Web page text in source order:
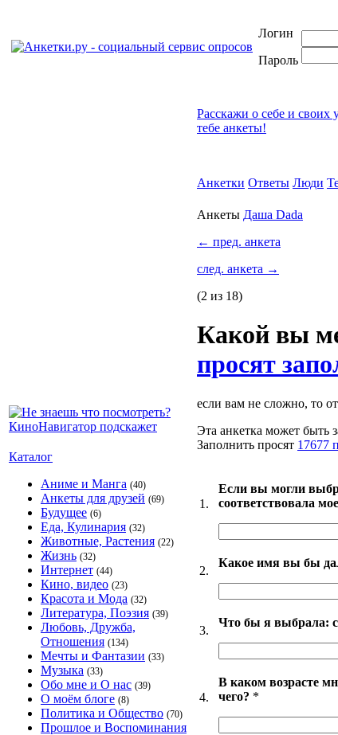
Логин
Пароль
Каталог
Аниме и Манга (40)
Анкеты для друзей (69)
Будущее (6)
Еда, Кулинария (32)
Животные, Растения (22)
Жизнь (32)
Интернет (44)
Кино, видео (23)
Красота и Мода (32)
Литература, Поэзия (39)
Любовь, Дружба,
Отношения (134)
Мечты и Фантазии (33)
Музыка (33)
Обо мне и О нас (39)
О моём блоге (8)
Политика и Общество (70)
Прошлое и Воспоминания
Расскажи о себе и своих
тебе анкеты!
Анкетки Ответы Люди
Анкеты Даша Dada
← пред. анкета
след. анкета →
(2 из 18)
Какой вы
просят
если вам не сложно, то
Эта анкетка может быть
Заполнить просят 17677
1.
Если вы могли
соответствовала
2.
Какое имя вы бы
3.
Что бы я выбрала:
4.
В каком возрасте
чего? *